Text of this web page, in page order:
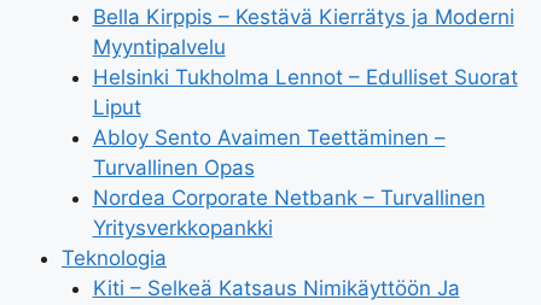
Bella Kirppis – Kestävä Kierrätys ja Moderni
Myyntipalvelu
Helsinki Tukholma Lennot – Edulliset Suorat
Liput
Abloy Sento Avaimen Teettäminen –
Turvallinen Opas
Nordea Corporate Netbank – Turvallinen
Yritysverkkopankki
Teknologia
Kiti – Selkeä Katsaus Nimikäyttöön Ja